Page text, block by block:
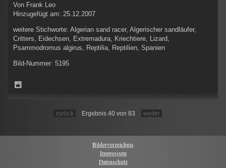
Von Frank Leo
Hinzugefügt am: 25.12.2007
weitere Stichworte: Algerian sand racer, Algerischer sandläufer,
Critters, Eidechsen, Extremadura, Kriechtiere, Lizard,
Psammodromus algirus, Reptilia, Reptilien, Spanien
Bild-Nummer: 5195
zurück Ergebnis 40 von 83 weiter
Bilderverzeichnis
Impressum
Datenschutz